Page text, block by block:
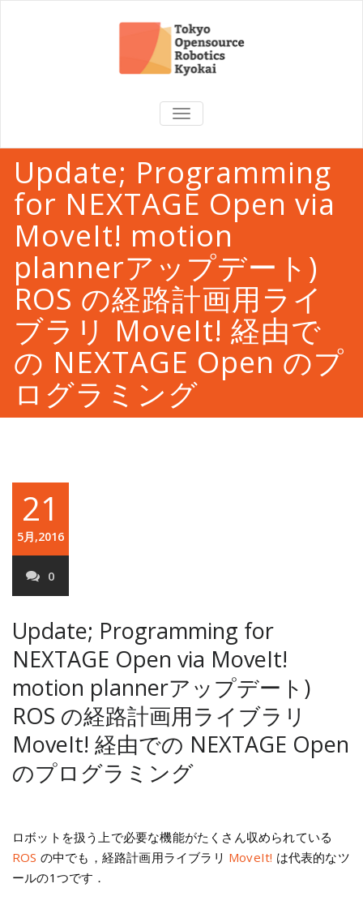
TOGGLE
NAVIGATION
Update; Programming
for NEXTAGE Open via
MoveIt! motion
plannerアップデート)
ROS の経路計画用ライ
ブラリ MoveIt! 経由で
の NEXTAGE Open のプ
ログラミング
21
5月,2016
0
Update; Programming for
NEXTAGE Open via MoveIt!
motion plannerアップデート)
ROS の経路計画用ライブラリ
MoveIt! 経由での NEXTAGE Open
のプログラミング
ロボットを扱う上で必要な機能がたくさん収められている
ROS の中でも，経路計画用ライブラリ MoveIt! は代表的なツ
ールの1つです．